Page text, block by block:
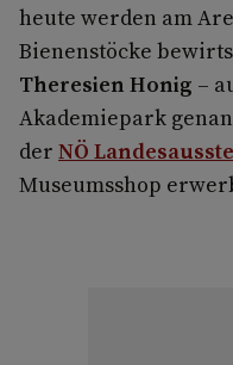
heute werden am
Bienenstöcke
Theresien Honig –
Akademiepark
der NÖ
Museumsshop